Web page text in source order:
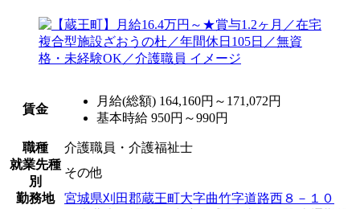
賃金
月給(総額) 164,160円～171,072円
基本時給 950円～990円
職種
介護職員・介護福祉士
就業先種
別
その他
勤務地
宮城県刈田郡蔵王町大字曲竹字道路西８－１０